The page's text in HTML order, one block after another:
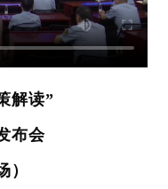
解读”
布会
）